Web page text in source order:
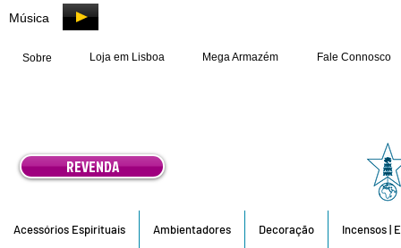
Música
Sobre Loja em Lisboa Mega Armazém Fale Connosco
REVENDA
Acessórios Espirituais Ambientadores Decoração Incensos |